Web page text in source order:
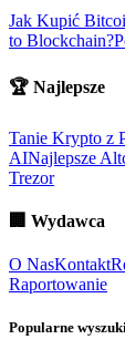
Jak Kupić
to Blockchain?
🏆 Najlepsze
Tanie Krypto z
AINajlepsze
Trezor
🏢 Wydawca
O NasKontakt
Raportowanie
Popularne